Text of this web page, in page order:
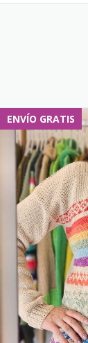
ENVÍO GRATIS